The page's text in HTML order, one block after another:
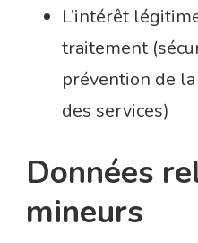
L’intérêt
traitement
prévention de
des services)
Données
mineurs